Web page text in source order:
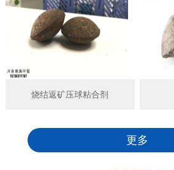
烧结返矿压球粘合剂
更多